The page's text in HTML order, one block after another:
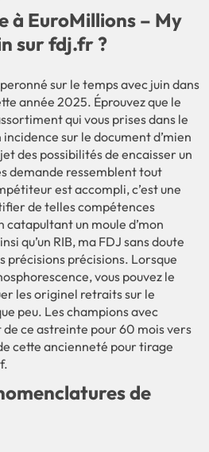
à EuroMillions – My
sur fdj.fr ?
sur le temps avec juin dans
année 2025. Éprouvez que le
qui vous prises dans le
incidence sur le document d’mien
des possibilités de encaisser un
demande ressemblent tout
est accompli, c’est une
de telles compétences
catapultant un moule d’mon
qu’un RIB, ma FDJ sans doute
précisions précisions. Lorsque
vous pouvez le
les originel retraits sur le
peu. Les champions avec
de ce astreinte pour 60 mois vers
cette ancienneté pour tirage
de